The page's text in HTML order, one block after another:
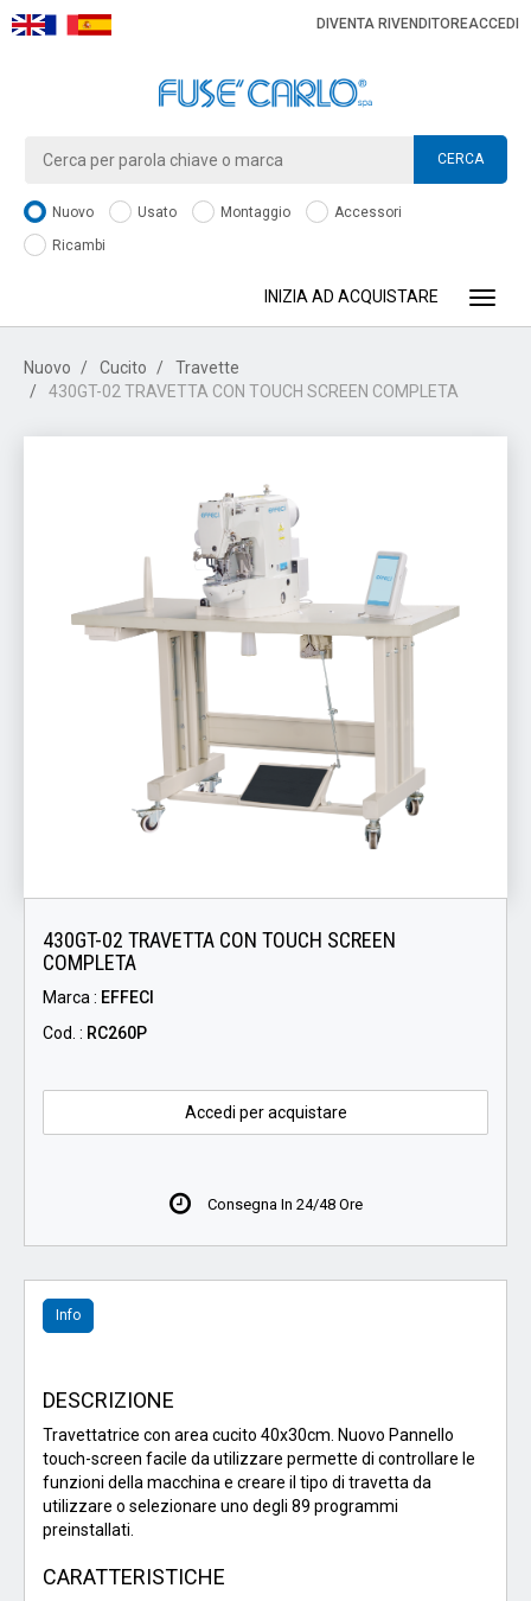
DIVENTA RIVENDITOREACCEDI
CERCA
Nuovo Usato Montaggio
Accessori
Ricambi
INIZIA AD ACQUISTARE
Nuovo Cucito
Travette
430GT-02 TRAVETTA CON TOUCH SCREEN COMPLETA
430GT-02 TRAVETTA CON TOUCH SCREEN
COMPLETA
Marca : EFFECI
Cod. : RC260P
Accedi per acquistare
Consegna In 24/48 Ore
Info
DESCRIZIONE
Travettatrice con area cucito 40x30cm. Nuovo Pannello
touch-screen facile da utilizzare permette di controllare le
funzioni della macchina e creare il tipo di travetta da
utilizzare o selezionare uno degli 89 programmi
preinstallati.
CARATTERISTICHE